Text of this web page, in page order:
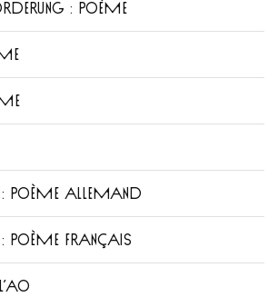
: POÈME
POÈME ALLEMAND
POÈME FRANÇAIS